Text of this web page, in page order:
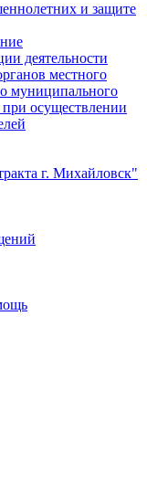
и защите
деятельности
местного
муниципального
при осуществлении
г. Михайловск"